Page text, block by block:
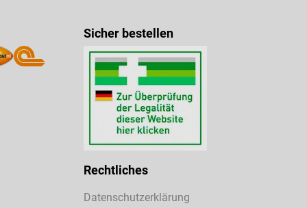
Sicher bestellen
Rechtliches
Datenschutzerklärung